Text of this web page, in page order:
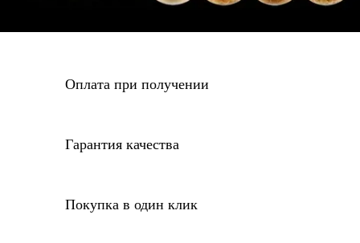
Оплата при получении
Гарантия качества
Покупка в один клик